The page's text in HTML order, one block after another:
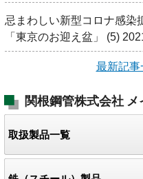
忌まわしい新型コロナ感染
「東京のお迎え盆」 (5)
最新記
関根鋼管株式会社 メ
取扱製品一覧